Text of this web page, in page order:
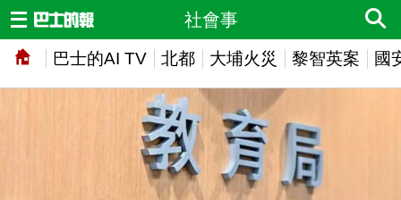
巴士的AI TV 北都 大埔火災 黎智英案 國
社會事